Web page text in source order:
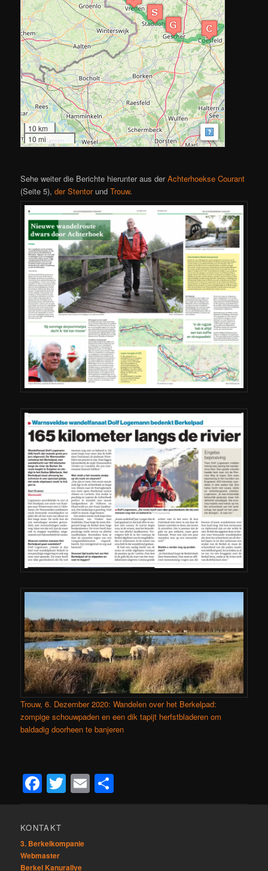
10 km
10 mi
Sehe weiter die Berichte hierunter aus derAchterhoekse Courant
(Seite 5),der StentorundTrouw.
Trouw, 6. Dezember 2020: Wandelen over het Berkelpad:
zompige schouw­paden en een dik tapijt herfstbladeren om
baldadig doorheen te banjeren
Facebook
Twitter
Email
KONTAKT
3. Berkelkompanie
Webmaster
Berkel Kanurallye